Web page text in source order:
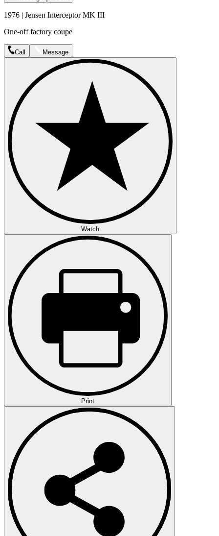
1976 | Jensen Interceptor MK III
One-off factory coupe
Call Message
Watch
Print